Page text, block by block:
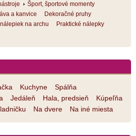
Šport, športové momenty
a kanvice
Dekoračné pruhy
na archu
Praktické nálepky
Kuchyne
Spálňa
Jedáleň Hala, predsieň
Kúpeľňa
Na dvere Na iné miesta